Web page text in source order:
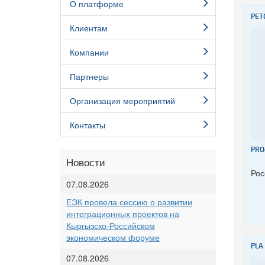
О платформе
Клиентам
Компании
Партнеры
Организация мероприятий
Контакты
Новости
07.08.2026
ЕЭК провела сессию о развитии
интеграционных проектов на
Кыргызско-Российском
экономическом форуме
07.08.2026